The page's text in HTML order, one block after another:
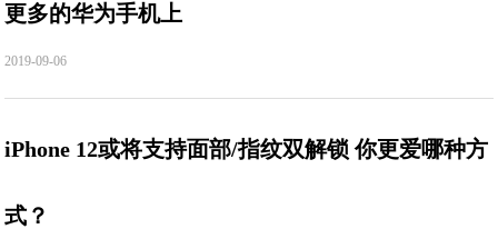
更多的华为手机上
2019-09-06
iPhone 12或将支持面部/指纹双解锁 你更爱哪种方
式？